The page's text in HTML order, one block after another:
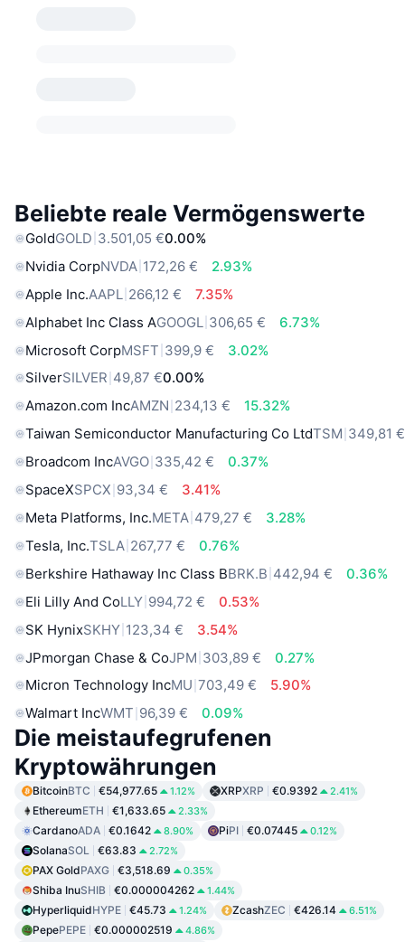
Beliebte reale Vermögenswerte
GoldGOLD 3.501,05 €0.00%
Nvidia CorpNVDA 172,26 €
2.93%
Apple Inc.AAPL 266,12 €
7.35%
Alphabet Inc Class AGOOGL 306,65 €
6.73%
Microsoft CorpMSFT 399,9 €
3.02%
SilverSILVER 49,87 €0.00%
Amazon.com IncAMZN 234,13 €
15.32%
Taiwan Semiconductor Manufacturing Co LtdTSM 349,81 €
Broadcom IncAVGO 335,42 €
0.37%
SpaceXSPCX 93,34 €
3.41%
Meta Platforms, Inc.META 479,27 €
3.28%
Tesla, Inc.TSLA 267,77 €
0.76%
Berkshire Hathaway Inc Class BBRK.B 442,94 €
0.36%
Eli Lilly And CoLLY 994,72 €
0.53%
SK HynixSKHY 123,34 €
3.54%
JPmorgan Chase & CoJPM 303,89 €
0.27%
Micron Technology IncMU 703,49 €
5.90%
Walmart IncWMT 96,39 € 0.09%
Die meistaufegrufenen
Kryptowährungen
BitcoinBTC €54,977.65 1.12% XRPXRP €0.9392 2.41%
EthereumETH €1,633.65 2.33%
CardanoADA €0.1642 8.90% PiPI €0.07445 0.12%
SolanaSOL €63.83 2.72%
PAX GoldPAXG €3,518.69 0.35%
Shiba InuSHIB €0.000004262 1.44%
HyperliquidHYPE €45.73 1.24% ZcashZEC €426.14 6.51%
PepePEPE €0.000002519 4.86%